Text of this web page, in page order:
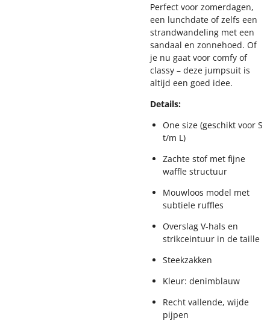
Perfect voor zomerdagen,
een lunchdate of zelfs een
strandwandeling met een
sandaal en zonnehoed. Of
je nu gaat voor comfy of
classy – deze jumpsuit is
altijd een goed idee.
Details:
One size (geschikt voor S
t/m L)
Zachte stof met fijne
waffle structuur
Mouwloos model met
subtiele ruffles
Overslag V-hals en
strikceintuur in de taille
Steekzakken
Kleur: denimblauw
Recht vallende, wijde
pijpen